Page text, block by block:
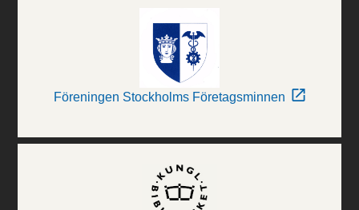
Föreningen Stockholms Företagsminnen